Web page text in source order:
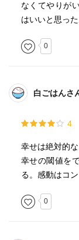
なくてやりが
はいいと思った
0
白ごはんさ
4
幸せは絶対的
幸せの閾値を
る。感動はコ
0